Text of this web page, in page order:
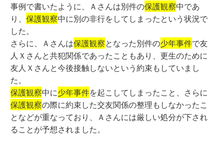
事例で書いたように、Ａさんは別件の保護観察中であ
り、保護観察中に別の非行をしてしまったという状況で
した。
さらに、Ａさんは保護観察となった別件の少年事件で友
人Ｘさんと共犯関係であったこともあり、更生のために
友人Ｘさんと今後接触しないという約束もしていまし
た。
保護観察中に少年事件を起こしてしまったこと、さらに
保護観察の際に約束した交友関係の整理もしなかったこ
となどが重なっており、Ａさんには厳しい処分が下され
ることが予想されました。